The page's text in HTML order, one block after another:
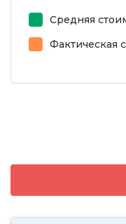
Средняя
Фактическая